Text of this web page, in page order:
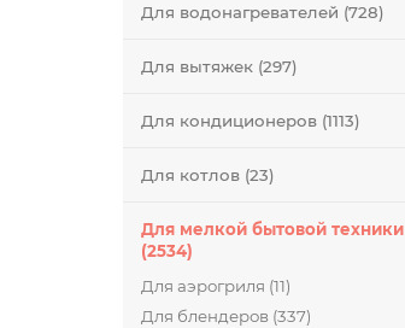
Для водонагревателей (728)
Для вытяжек (297)
Для кондиционеров (1113)
Для котлов (23)
Для мелкой бытовой техники
(2534)
Для аэрогриля (11)
Для блендеров (337)